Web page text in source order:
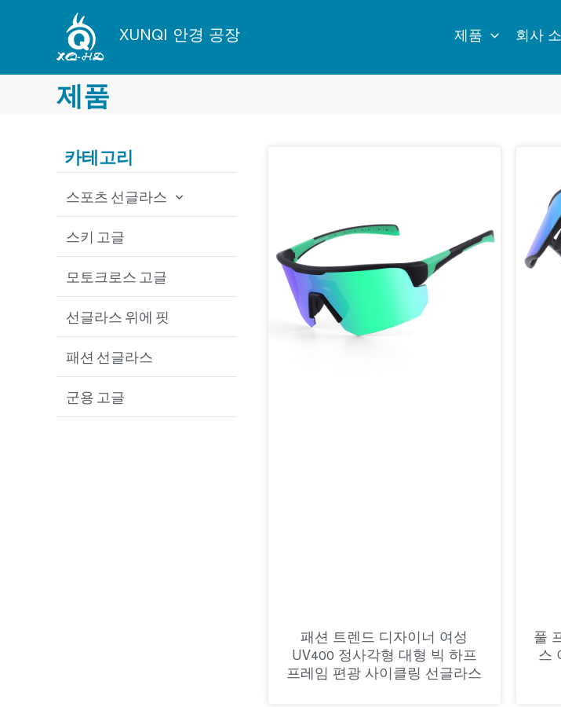
로
XUNQI 안경 공장 제품 회사
제품
카테고리
스포츠 선글라스
사이클링 선글라스
낚시 선글라스
야구 선글라스
골프 선글라스
스키 고글
모토크로스 고글
선글라스 위에 핏
패션 선글라스
군용 고글
패션 트렌드 디자이너 여성
UV400 정사각형 대형 빅 하프
프레임 편광 사이클링 선글라스
풀
스